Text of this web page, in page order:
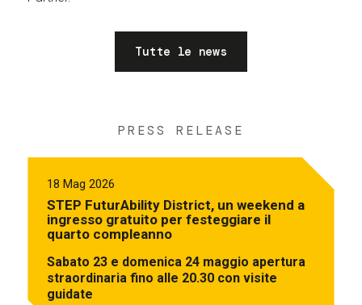
Tutte le news
PRESS RELEASE
18 Mag 2026
STEP FuturAbility District, un weekend a
ingresso gratuito per festeggiare il
quarto compleanno
Sabato 23 e domenica 24 maggio apertura
straordinaria fino alle 20.30 con visite
guidate